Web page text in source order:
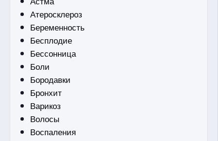
Атеросклероз
Беременность
Бесплодие
Бессонница
Боли
Бородавки
Бронхит
Варикоз
Волосы
Воспаления